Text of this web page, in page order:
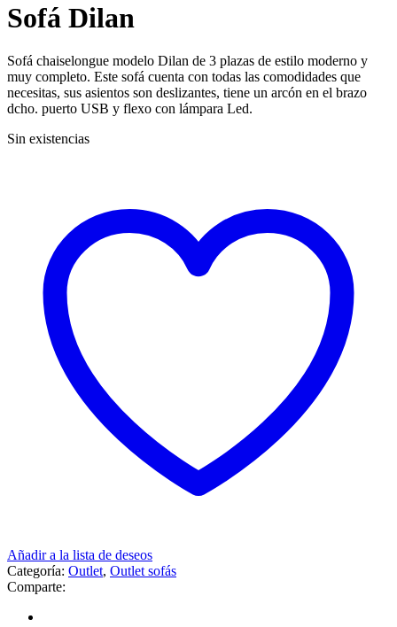
Sofá Dilan
Sofá chaiselongue modelo Dilan de 3 plazas de estilo moderno y
muy completo. Este sofá cuenta con todas las comodidades que
necesitas, sus asientos son deslizantes, tiene un arcón en el brazo
dcho. puerto USB y flexo con lámpara Led.
Sin existencias
Añadir a la lista de deseos
Categoría: Outlet, Outlet sofás
Comparte: